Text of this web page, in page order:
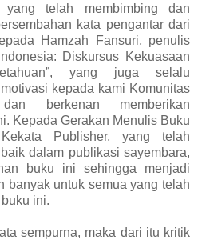
yang telah membimbing dan
kata pengantar dari
Hamzah Fansuri, penulis
Diskursus Kekuasaan
yang juga selalu
kepada kami Komunitas
berkenan memberikan
Kepada Gerakan Menulis Buku
Publisher, yang telah
dalam publikasi sayembara,
buku ini sehingga menjadi
banyak untuk semua yang telah
ini.
sempurna, maka dari itu kritik